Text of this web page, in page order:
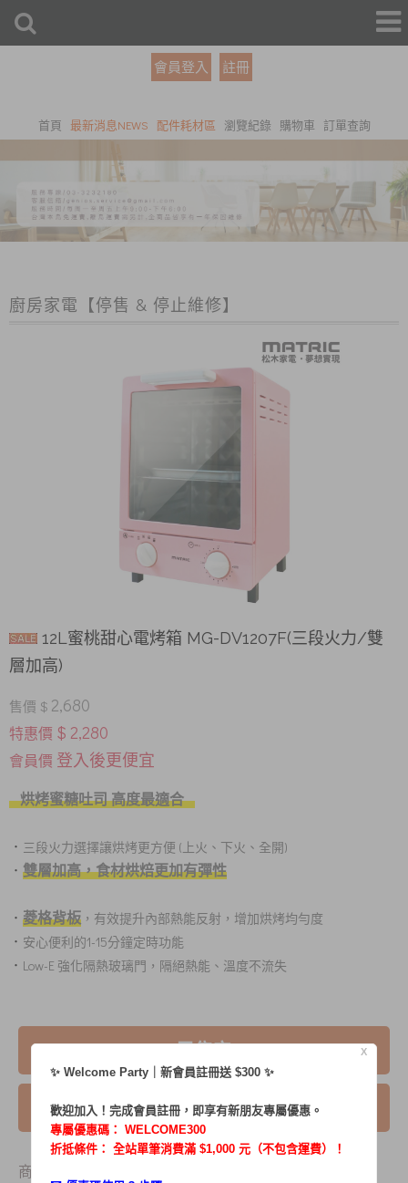
會員登入 註冊
首頁 最新消息NEWS 配件耗材區 瀏覽紀錄 購物車 訂單查詢
廚房家電【停售 & 停止維修】
12L蜜桃甜心電烤箱 MG-DV1207F(三段火力/雙
層加高)
售價 $ 2,680
特惠價 $ 2,280
會員價 登入後更便宜
烘烤蜜糖吐司 高度最適合
． 三段火力選擇讓烘烤更方便 (上火、下火、全開)
． 雙層加高，食材烘焙更加有彈性
． 菱格背板 ，有效提升內部熱能反射，增加烘烤均勻度
． 安心便利的1-15分鐘定時功能
． Low-E 強化隔熱玻璃門，隔絕熱能、溫度不流失
已售完
我要詢問
商品內容
X
✨ Welcome Party｜新會員註冊送 $300 ✨
歡迎加入！完成會員註冊，即享有新朋友專屬優惠。
專屬優惠碼： WELCOME300
折抵條件： 全站單筆消費滿 $1,000 元（不包含運費）！